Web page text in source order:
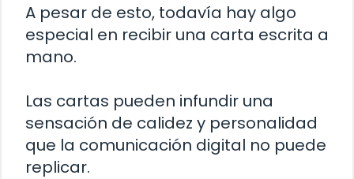
A pesar de esto, todavía hay algo
especial en recibir una carta escrita a
mano.
Las cartas pueden infundir una
sensación de calidez y personalidad
que la comunicación digital no puede
replicar.